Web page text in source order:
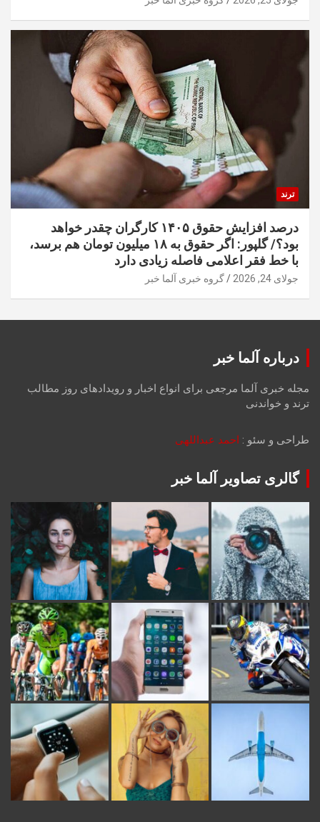
ترند
درصد افزایش حقوق ۱۴۰۵ کارگران چقدر خواهد
بود؟/ گلپور: اگر حقوق به ۱۸ میلیون تومان هم برسد،
با خط فقر اعلامی فاصله زیادی دارد
جولای 24, 2026 گروه خبری آلما خبر
درباره آلما خبر
مجله خبری آلما مرجعی برای انواع اخبار و رویدادهای روز مطالب
ترند و خواندنی
طراحی و سئو : احمد عبداللهی
گالری تصاویر آلما خبر